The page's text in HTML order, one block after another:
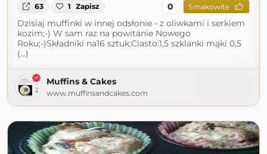
63 1 Zapisz 0 Smakowite
Dzisiaj muffinki w innej odsłonie - z oliwkami i serkiem
kozim;-) W sam raz na powitanie Nowego
Roku;-)Składniki na16 sztuk:Ciasto:1,5 szklanki mąki 0,5
(...)
Muffins & Cakes
www.muffinsandcakes.com